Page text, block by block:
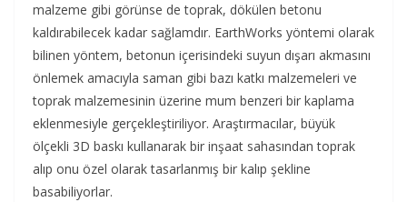
malzeme gibi görünse de toprak, dökülen betonu
kaldırabilecek kadar sağlamdır. EarthWorks yöntemi olarak
bilinen yöntem, betonun içerisindeki suyun dışarı akmasını
önlemek amacıyla saman gibi bazı katkı malzemeleri ve
toprak malzemesinin üzerine mum benzeri bir kaplama
eklenmesiyle gerçekleştiriliyor. Araştırmacılar, büyük
ölçekli 3D baskı kullanarak bir inşaat sahasından toprak
alıp onu özel olarak tasarlanmış bir kalıp şekline
basabiliyorlar.